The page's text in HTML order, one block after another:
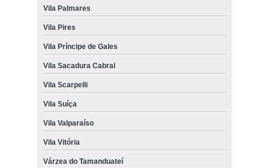
Vila Palmares
Vila Pires
Vila Príncipe de Gales
Vila Sacadura Cabral
Vila Scarpelli
Vila Suíça
Vila Valparaíso
Vila Vitória
Várzea do Tamanduateí